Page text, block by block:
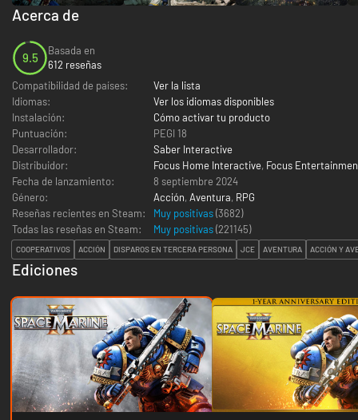
Acerca de
9.5
Basada en
612 reseñas
Compatibilidad de países:
Ver la lista
Idiomas:
Ver los idiomas disponibles
Instalación:
Cómo activar tu producto
Puntuación:
PEGI 18
Desarrollador:
Saber Interactive
Distribuidor:
Focus Home Interactive, Focus
Fecha de lanzamiento:
8 septiembre 2024
Género:
Acción, Aventura, RPG
Reseñas recientes en Steam:
Muy positivas(3682)
Todas las reseñas en Steam:
Muy positivas(221145)
COOPERATIVOS ACCIÓN DISPAROS EN TERCERA PERSONA JCE AVENTURA ACCIÓN Y
Ediciones